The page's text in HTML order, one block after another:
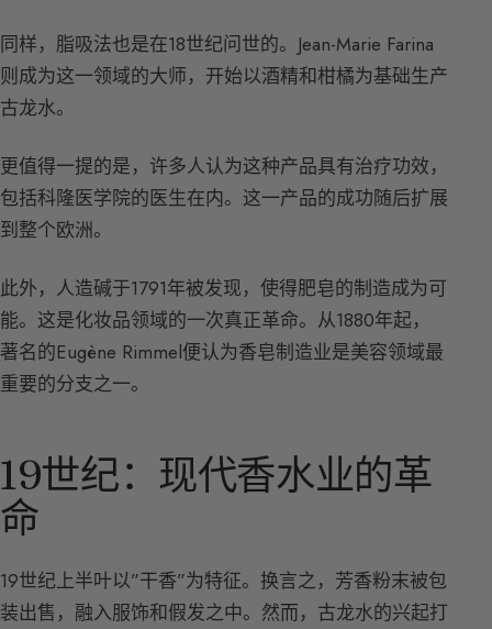
同样，脂吸法也是在18世纪问世的。Jean-Marie Farina
则成为这一领域的大师，开始以酒精和柑橘为基础生产
古龙水。
更值得一提的是，许多人认为这种产品具有治疗功效，
包括科隆医学院的医生在内。这一产品的成功随后扩展
到整个欧洲。
此外，人造碱于1791年被发现，使得肥皂的制造成为可
能。这是化妆品领域的一次真正革命。从1880年起，
著名的Eugène Rimmel便认为香皂制造业是美容领域最
重要的分支之一。
19世纪：现代香水业的革
命
19世纪上半叶以”干香”为特征。换言之，芳香粉末被包
装出售，融入服饰和假发之中。然而，古龙水的兴起打